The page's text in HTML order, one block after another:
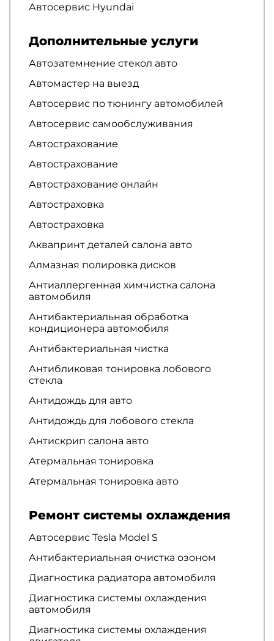
Автосервис Hyundai
Дополнительные услуги
Автозатемнение стекол авто
Автомастер на выезд
Автосервис по тюнингу автомобилей
Автосервис самообслуживания
Автострахование
Автострахование
Автострахование онлайн
Автостраховка
Автостраховка
Аквапринт деталей салона авто
Алмазная полировка дисков
Антиаллергенная химчистка салона
автомобиля
Антибактериальная обработка
кондиционера автомобиля
Антибактериальная чистка
Антибликовая тонировка лобового
стекла
Антидождь для авто
Антидождь для лобового стекла
Антискрип салона авто
Атермальная тонировка
Атермальная тонировка авто
Ремонт системы охлаждения
Автосервис Tesla Model S
Антибактериальная очистка озоном
Диагностика радиатора автомобиля
Диагностика системы охлаждения
автомобиля
Диагностика системы охлаждения